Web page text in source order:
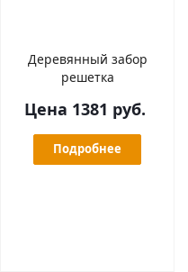
Деревянный забор
решетка
Цена 1381 руб.
Подробнее